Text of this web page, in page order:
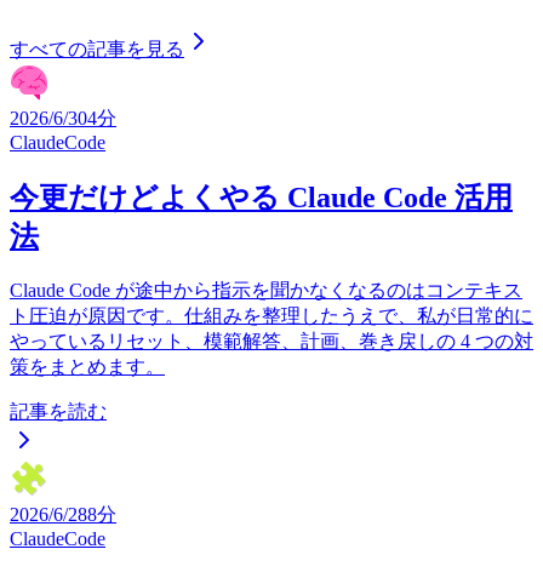
すべての記事を見る
2026/6/304分
ClaudeCode
今更だけどよくやる Claude Code 活用
法
Claude Code が途中から指示を聞かなくなるのはコンテキス
ト圧迫が原因です。仕組みを整理したうえで、私が日常的に
やっているリセット、模範解答、計画、巻き戻しの 4 つの対
策をまとめます。
記事を読む
2026/6/288分
ClaudeCode